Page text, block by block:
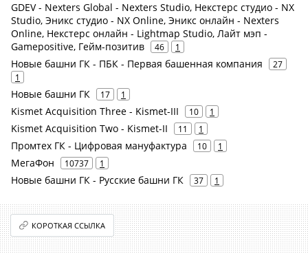
GDEV - Nexters Global - Nexters Studio, Некстерс студио - NX
Studio, Эникс студио - NX Online, Эникс онлайн - Nexters
Online, Некстерс онлайн - Lightmap Studio, Лайт мэп -
Gamepositive, Гейм-позитив
46 1
Новые башни ГК - ПБК - Первая башенная компания
27
1
Новые башни ГК 17 1
Kismet Acquisition Three - Kismet-III 10 1
Kismet Acquisition Two - Kismet-II 11 1
Промтех ГК - Цифровая мануфактура 10 1
МегаФон 10737 1
Новые башни ГК - Русские башни ГК 37 1
КОРОТКАЯ ССЫЛКА